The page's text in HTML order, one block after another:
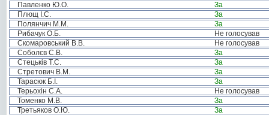
Павленко Ю.О.
За
Плющ І.С.
За
Полянчич М.М.
За
Рибачук О.Б.
Не голосував
Скомаровський В.В.
Не голосував
Соболєв С.В.
За
Стецьків Т.С.
За
Стретович В.М.
За
Тарасюк Б.І.
За
Терьохін С.А.
Не голосував
Томенко М.В.
За
Третьяков О.Ю.
За